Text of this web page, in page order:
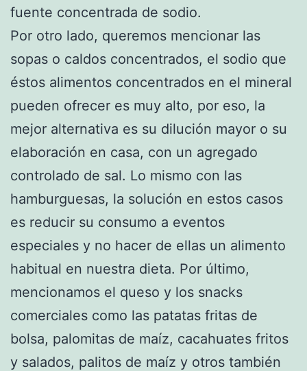
fuente concentrada de sodio.
Por otro lado, queremos mencionar las
sopas o caldos concentrados, el sodio que
éstos alimentos concentrados en el mineral
pueden ofrecer es muy alto, por eso, la
mejor alternativa es su dilución mayor o su
elaboración en casa, con un agregado
controlado de sal. Lo mismo con las
hamburguesas, la solución en estos casos
es reducir su consumo a eventos
especiales y no hacer de ellas un alimento
habitual en nuestra dieta. Por último,
mencionamos el queso y los snacks
comerciales como las patatas fritas de
bolsa, palomitas de maíz, cacahuates fritos
y salados, palitos de maíz y otros también